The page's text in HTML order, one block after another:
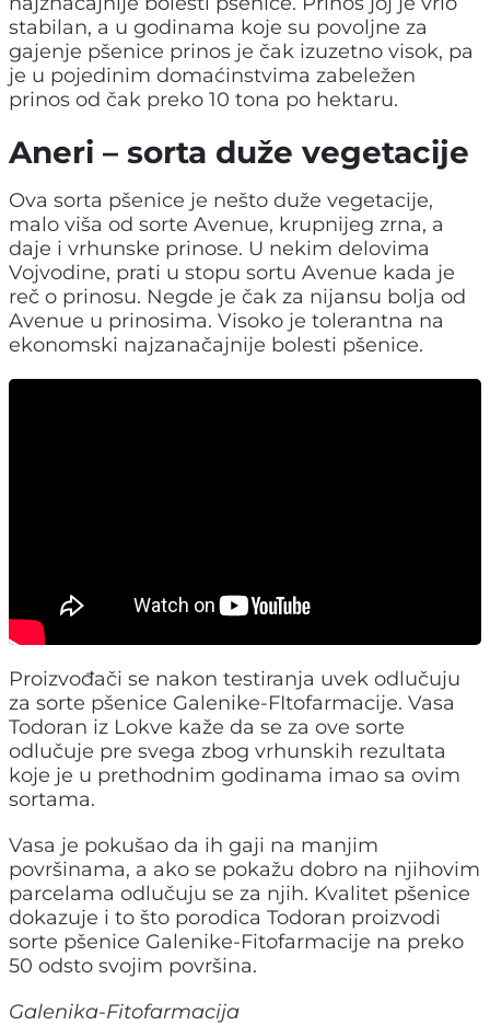
stabilan, a u godinama koje su povoljne za
gajenje pšenice prinos je čak izuzetno visok, pa
je u pojedinim domaćinstvima zabeležen
prinos od čak preko 10 tona po hektaru.
Aneri – sorta duže vegetacije
Ova sorta pšenice je nešto duže vegetacije,
malo viša od sorte Avenue, krupnijeg zrna, a
daje i vrhunske prinose. U nekim delovima
Vojvodine, prati u stopu sortu Avenue kada je
reč o prinosu. Negde je čak za nijansu bolja od
Avenue u prinosima. Visoko je tolerantna na
ekonomski najzanačajnije bolesti pšenice.
Proizvođači se nakon testiranja uvek odlučuju
za sorte pšenice Galenike-FItofarmacije. Vasa
Todoran iz Lokve kaže da se za ove sorte
odlučuje pre svega zbog vrhunskih rezultata
koje je u prethodnim godinama imao sa ovim
sortama.
Vasa je pokušao da ih gaji na manjim
površinama, a ako se pokažu dobro na njihovim
parcelama odlučuju se za njih. Kvalitet pšenice
dokazuje i to što porodica Todoran proizvodi
sorte pšenice Galenike-Fitofarmacije na preko
50 odsto svojim površina.
Galenika-Fitofarmacija